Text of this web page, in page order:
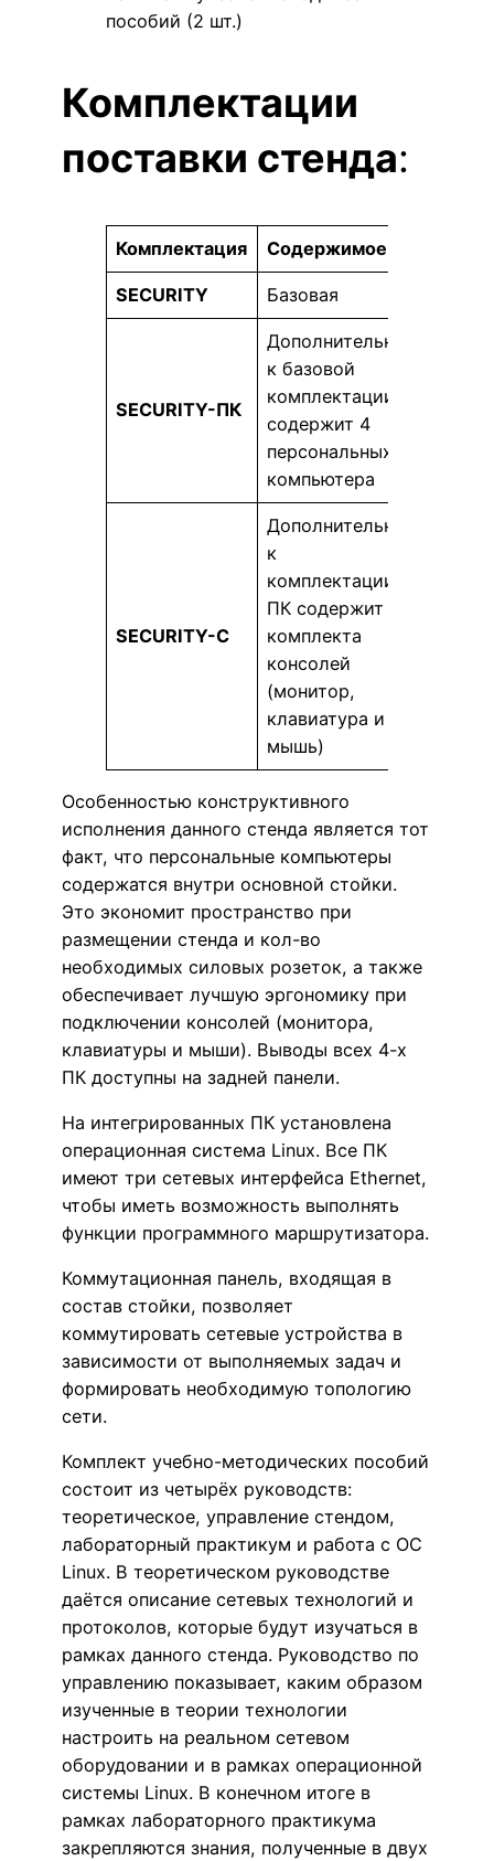
пособий (2 шт.)
Комплектации
поставки стенда:
Комплектация Содержимое
SECURITY Базовая
SECURITY-ПК
Дополнительно
к базовой
комплектации
содержит 4
персональных
компьютера
SECURITY-C
Дополнительно
к
комплектации
ПК содержит 4
комплекта
консолей
(монитор,
клавиатура и
мышь)
Особенностью конструктивного
исполнения данного стенда является тот
факт, что персональные компьютеры
содержатся внутри основной стойки.
Это экономит пространство при
размещении стенда и кол-во
необходимых силовых розеток, а также
обеспечивает лучшую эргономику при
подключении консолей (монитора,
клавиатуры и мыши). Выводы всех 4-х
ПК доступны на задней панели.
На интегрированных ПК установлена
операционная система Linux. Все ПК
имеют три сетевых интерфейса Ethernet,
чтобы иметь возможность выполнять
функции программного маршрутизатора.
Коммутационная панель, входящая в
состав стойки, позволяет
коммутировать сетевые устройства в
зависимости от выполняемых задач и
формировать необходимую топологию
сети.
Комплект учебно-методических пособий
состоит из четырёх руководств:
теоретическое, управление стендом,
лабораторный практикум и работа с ОС
Linux. В теоретическом руководстве
даётся описание сетевых технологий и
протоколов, которые будут изучаться в
рамках данного стенда. Руководство по
управлению показывает, каким образом
изученные в теории технологии
настроить на реальном сетевом
оборудовании и в рамках операционной
системы Linux. В конечном итоге в
рамках лабораторного практикума
закрепляются знания, полученные в двух